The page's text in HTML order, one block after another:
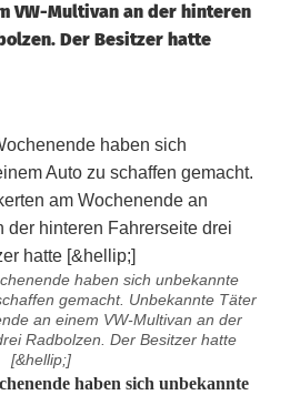
VW-Multivan an der hinteren
Der Besitzer hatte
haben sich unbekannte
gemacht. Unbekannte Täter
an einem VW-Multivan an der
Radbolzen. Der Besitzer hatte
[&hellip;]
haben sich unbekannte